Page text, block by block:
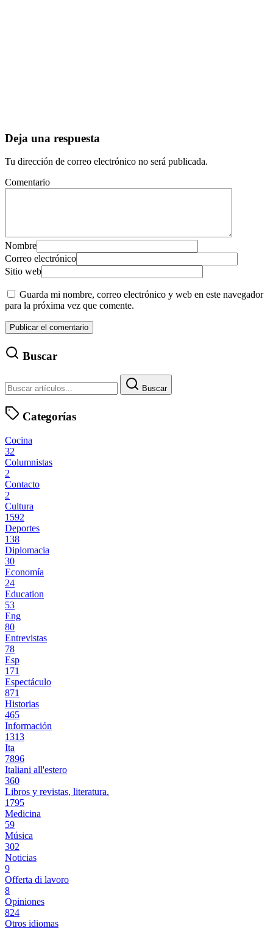
Deja una respuesta
Tu dirección de correo electrónico no será publicada.
Comentario
Nombre
Correo electrónico
Sitio web
Guarda mi nombre, correo electrónico y web en este navegador
para la próxima vez que comente.
Buscar
Buscar
Categorías
Cocina
32
Columnistas
2
Contacto
2
Cultura
1592
Deportes
138
Diplomacia
30
Economía
24
Education
53
Eng
80
Entrevistas
78
Esp
171
Espectáculo
871
Historias
465
Información
1313
Ita
7896
Italiani all'estero
360
Libros y revistas, literatura.
1795
Medicina
59
Música
302
Noticias
9
Offerta di lavoro
8
Opiniones
824
Otros idiomas